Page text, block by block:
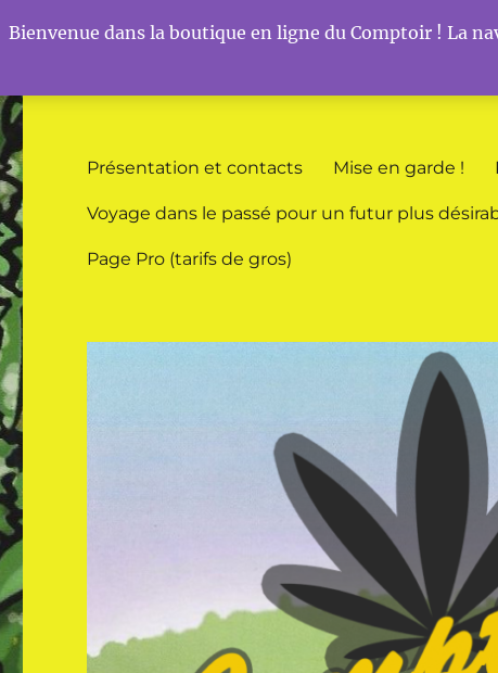
Présentation et contacts Mise en garde !
Voyage dans le passé pour un futur plus
Page Pro (tarifs de gros)
Bienvenue dans la boutique en ligne du Comptoir ! La